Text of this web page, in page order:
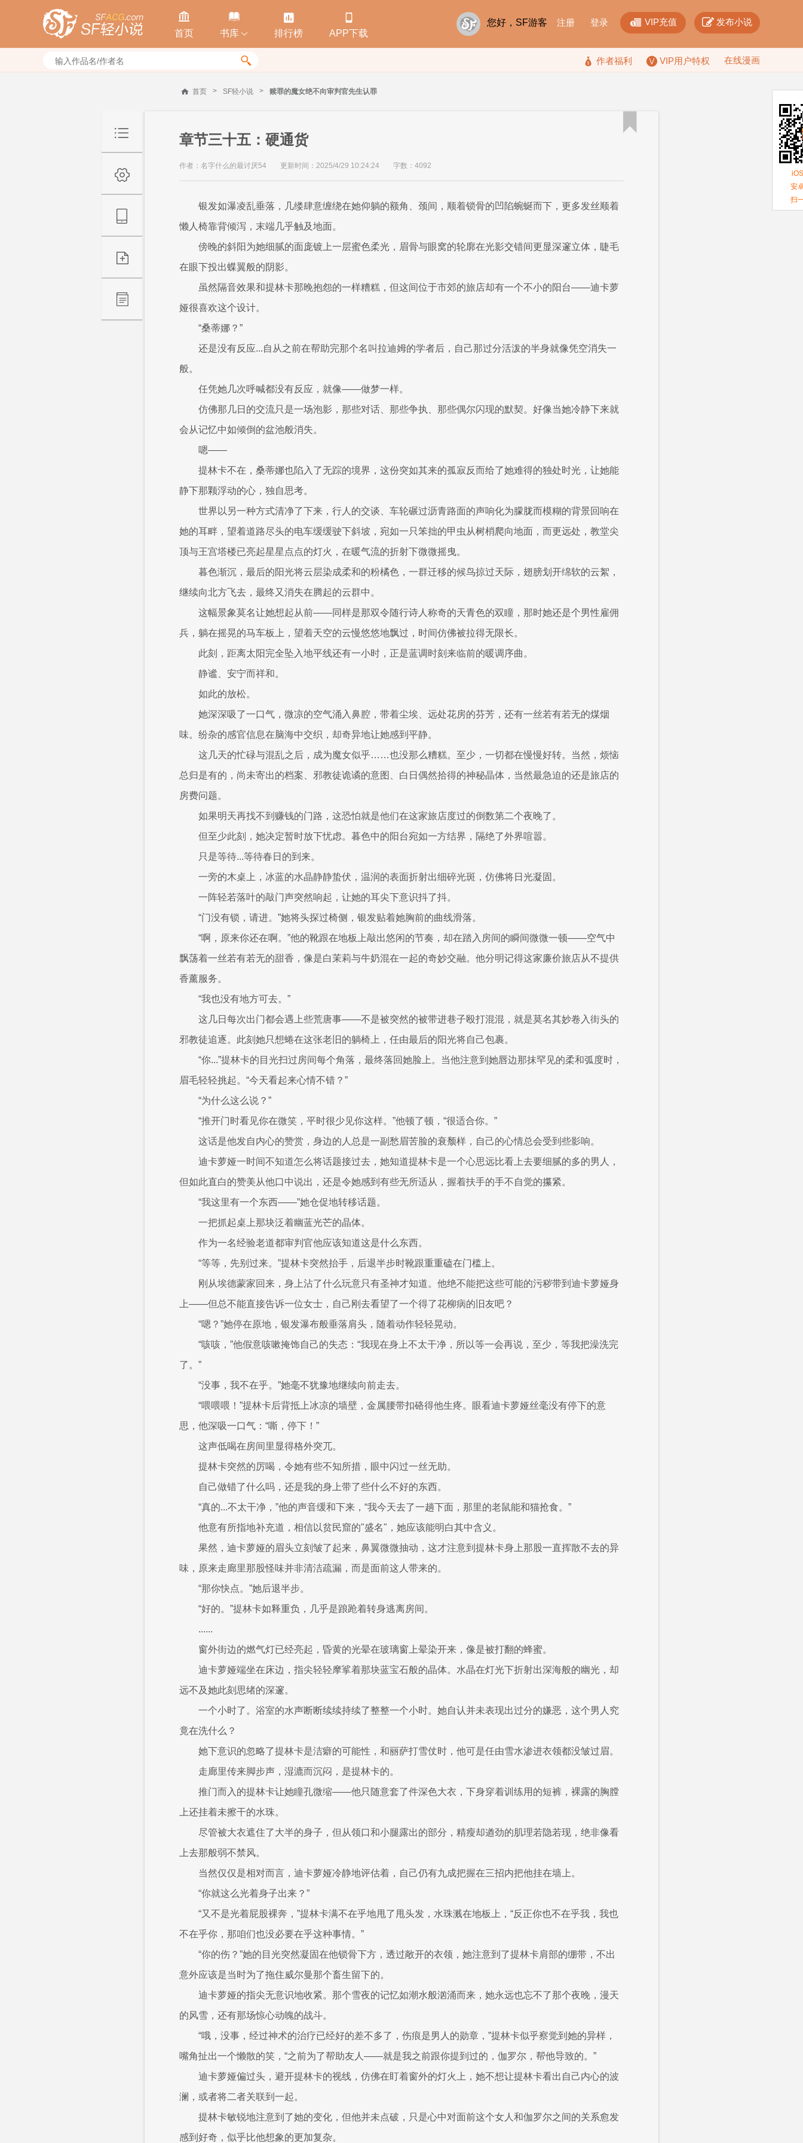

首页

书库 

排行榜

APP下载
您好，SF游客 注册 登录  VIP充值  发布小说
  作者福利 VIP用户特权 在线漫画
首页 > SF轻小说 > 赎罪的魔女绝不向审判官先生认罪
章节三十五：硬通货
作者：名字什么的最讨厌54 更新时间：2025/4/29 10:24:24 字数：4092
银发如瀑凌乱垂落，几缕肆意缠绕在她仰躺的额角、颈间，顺着锁骨的凹陷蜿蜒而下，更多发丝顺着
懒人椅靠背倾泻，末端几乎触及地面。
傍晚的斜阳为她细腻的面庞镀上一层蜜色柔光，眉骨与眼窝的轮廓在光影交错间更显深邃立体，睫毛
在眼下投出蝶翼般的阴影。
虽然隔音效果和提林卡那晚抱怨的一样糟糕，但这间位于市郊的旅店却有一个不小的阳台——迪卡萝
娅很喜欢这个设计。
“桑蒂娜？”
还是没有反应...自从之前在帮助完那个名叫拉迪姆的学者后，自己那过分活泼的半身就像凭空消失一
般。
任凭她几次呼喊都没有反应，就像——做梦一样。
仿佛那几日的交流只是一场泡影，那些对话、那些争执、那些偶尔闪现的默契。好像当她冷静下来就
会从记忆中如倾倒的盆池般消失。
嗯——
提林卡不在，桑蒂娜也陷入了无踪的境界，这份突如其来的孤寂反而给了她难得的独处时光，让她能
静下那颗浮动的心，独自思考。
世界以另一种方式清净了下来，行人的交谈、车轮碾过沥青路面的声响化为朦胧而模糊的背景回响在
她的耳畔，望着道路尽头的电车缓缓驶下斜坡，宛如一只笨拙的甲虫从树梢爬向地面，而更远处，教堂尖
顶与王宫塔楼已亮起星星点点的灯火，在暖气流的折射下微微摇曳。
暮色渐沉，最后的阳光将云层染成柔和的粉橘色，一群迁移的候鸟掠过天际，翅膀划开绵软的云絮，
继续向北方飞去，最终又消失在腾起的云群中。
这幅景象莫名让她想起从前——同样是那双令随行诗人称奇的天青色的双瞳，那时她还是个男性雇佣
兵，躺在摇晃的马车板上，望着天空的云慢悠悠地飘过，时间仿佛被拉得无限长。
此刻，距离太阳完全坠入地平线还有一小时，正是蓝调时刻来临前的暖调序曲。
静谧、安宁而祥和。
如此的放松。
她深深吸了一口气，微凉的空气涌入鼻腔，带着尘埃、远处花房的芬芳，还有一丝若有若无的煤烟
味。纷杂的感官信息在脑海中交织，却奇异地让她感到平静。
这几天的忙碌与混乱之后，成为魔女似乎……也没那么糟糕。至少，一切都在慢慢好转。当然，烦恼
总归是有的，尚未寄出的档案、邪教徒诡谲的意图、白日偶然拾得的神秘晶体，当然最急迫的还是旅店的
房费问题。
如果明天再找不到赚钱的门路，这恐怕就是他们在这家旅店度过的倒数第二个夜晚了。
但至少此刻，她决定暂时放下忧虑。暮色中的阳台宛如一方结界，隔绝了外界喧嚣。
只是等待...等待春日的到来。
一旁的木桌上，冰蓝的水晶静静蛰伏，温润的表面折射出细碎光斑，仿佛将日光凝固。
一阵轻若落叶的敲门声突然响起，让她的耳尖下意识抖了抖。
“门没有锁，请进。”她将头探过椅侧，银发贴着她胸前的曲线滑落。
“啊，原来你还在啊。”他的靴跟在地板上敲出悠闲的节奏，却在踏入房间的瞬间微微一顿——空气中
飘荡着一丝若有若无的甜香，像是白茉莉与牛奶混在一起的奇妙交融。他分明记得这家廉价旅店从不提供
香薰服务。
“我也没有地方可去。”
这几日每次出门都会遇上些荒唐事——不是被突然的被带进巷子殴打混混，就是莫名其妙卷入街头的
邪教徒追逐。此刻她只想蜷在这张老旧的躺椅上，任由最后的阳光将自己包裹。
“你...”提林卡的目光扫过房间每个角落，最终落回她脸上。当他注意到她唇边那抹罕见的柔和弧度时，
眉毛轻轻挑起。“今天看起来心情不错？”
“为什么这么说？”
“推开门时看见你在微笑，平时很少见你这样。”他顿了顿，“很适合你。”
这话是他发自内心的赞赏，身边的人总是一副愁眉苦脸的衰颓样，自己的心情总会受到些影响。
迪卡萝娅一时间不知道怎么将话题接过去，她知道提林卡是一个心思远比看上去要细腻的多的男人，
但如此直白的赞美从他口中说出，还是令她感到有些无所适从，握着扶手的手不自觉的攥紧。
“我这里有一个东西——”她仓促地转移话题。
一把抓起桌上那块泛着幽蓝光芒的晶体。
作为一名经验老道都审判官他应该知道这是什么东西。
“等等，先别过来。”提林卡突然抬手，后退半步时靴跟重重磕在门槛上。
刚从埃德蒙家回来，身上沾了什么玩意只有圣神才知道。他绝不能把这些可能的污秽带到迪卡萝娅身
上——但总不能直接告诉一位女士，自己刚去看望了一个得了花柳病的旧友吧？
“嗯？”她停在原地，银发瀑布般垂落肩头，随着动作轻轻晃动。
“咳咳，”他假意咳嗽掩饰自己的失态：“我现在身上不太干净，所以等一会再说，至少，等我把澡洗完
了。”
“没事，我不在乎。”她毫不犹豫地继续向前走去。
“喂喂喂！”提林卡后背抵上冰凉的墙壁，金属腰带扣硌得他生疼。眼看迪卡萝娅丝毫没有停下的意
思，他深吸一口气：“嘶，停下！”
这声低喝在房间里显得格外突兀。
提林卡突然的厉喝，令她有些不知所措，眼中闪过一丝无助。
自己做错了什么吗，还是我的身上带了些什么不好的东西。
“真的...不太干净，”他的声音缓和下来，“我今天去了一趟下面，那里的老鼠能和猫抢食。”
他意有所指地补充道，相信以贫民窟的"盛名"，她应该能明白其中含义。
果然，迪卡萝娅的眉头立刻皱了起来，鼻翼微微抽动，这才注意到提林卡身上那股一直挥散不去的异
味，原来走廊里那股怪味并非清洁疏漏，而是面前这人带来的。
“那你快点。”她后退半步。
“好的。”提林卡如释重负，几乎是踉跄着转身逃离房间。
......
窗外街边的燃气灯已经亮起，昏黄的光晕在玻璃窗上晕染开来，像是被打翻的蜂蜜。
迪卡萝娅端坐在床边，指尖轻轻摩挲着那块蓝宝石般的晶体。水晶在灯光下折射出深海般的幽光，却
远不及她此刻思绪的深邃。
一个小时了。浴室的水声断断续续持续了整整一个小时。她自认并未表现出过分的嫌恶，这个男人究
竟在洗什么？
她下意识的忽略了提林卡是洁癖的可能性，和丽萨打雪仗时，他可是任由雪水渗进衣领都没皱过眉。
走廊里传来脚步声，湿漉而沉闷，是提林卡的。
推门而入的提林卡让她瞳孔微缩——他只随意套了件深色大衣，下身穿着训练用的短裤，裸露的胸膛
上还挂着未擦干的水珠。
尽管被大衣遮住了大半的身子，但从领口和小腿露出的部分，精瘦却遒劲的肌理若隐若现，绝非像看
上去那般弱不禁风。
当然仅仅是相对而言，迪卡萝娅冷静地评估着，自己仍有九成把握在三招内把他挂在墙上。
“你就这么光着身子出来？”
“又不是光着屁股裸奔，”提林卡满不在乎地甩了甩头发，水珠溅在地板上，“反正你也不在乎我，我也
不在乎你，那咱们也没必要在乎这种事情。”
“你的伤？”她的目光突然凝固在他锁骨下方，透过敞开的衣领，她注意到了提林卡肩部的绷带，不出
意外应该是当时为了拖住威尔曼那个畜生留下的。
迪卡萝娅的指尖无意识地收紧。那个雪夜的记忆如潮水般汹涌而来，她永远也忘不了那个夜晚，漫天
的风雪，还有那场惊心动魄的战斗。
“哦，没事，经过神术的治疗已经好的差不多了，伤痕是男人的勋章，”提林卡似乎察觉到她的异样，
嘴角扯出一个懒散的笑，“之前为了帮助友人——就是我之前跟你提到过的，伽罗尔，帮他导致的。”
迪卡萝娅偏过头，避开提林卡的视线，仿佛在盯着窗外的灯火上，她不想让提林卡看出自己内心的波
澜，或者将二者关联到一起。
提林卡敏锐地注意到了她的变化，但他并未点破，只是心中对面前这个女人和伽罗尔之间的关系愈发
感到好奇，似乎比他想象的更加复杂。

安
扫